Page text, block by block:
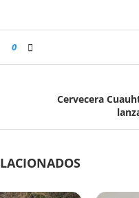
0
Cervecera